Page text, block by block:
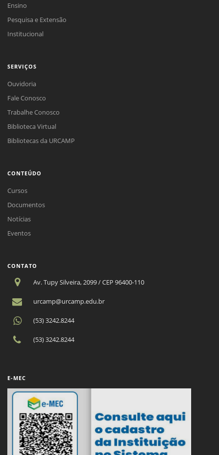
Ensino
Pesquisa e Extensão
Institucional
SERVIÇOS
Ouvidoria
Fale Conosco
Trabalhe Conosco
Biblioteca Virtual
Bibliotecas da URCAMP
CONTEÚDO
Cursos
Documentos
Notícias
Eventos
CONTATO
Av. Tupy Silveira, 2099 / CEP 96400-110
urcamp@urcamp.edu.br
(53) 3242.8244
(53) 3242.8244
E-MEC